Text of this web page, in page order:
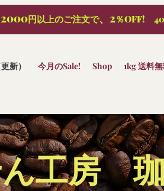
2000円以上のご注文で、2％OFF!
新） 今月のSale! Shop 1kg 送料
工房